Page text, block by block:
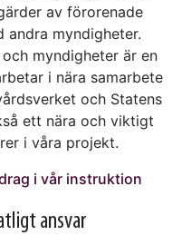
av förorenade
andra myndigheter.
myndigheter är en
i nära samarbete
och Statens
ett nära och viktigt
i våra projekt.
i vår instruktion
ansvar